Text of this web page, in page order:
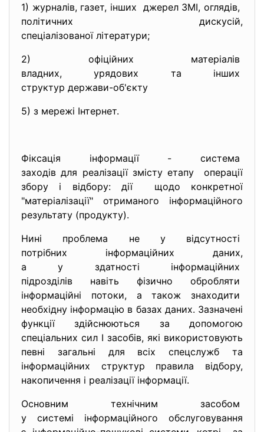
1) журналів, газет, інших джерел ЗМІ, оглядів,
політичних дискусій,
спеціалізованої літератури;
2) офіційних матеріалів
владних, урядових та інших
структур держави-об'єкту
5) з мережі Інтернет.
Фіксація інформації - система
заходів для реалізації змісту етапу операції
збору і відбору: дії щодо конкретної
"матеріалізації" отриманого інформаційного
результату (продукту).
Нині проблема не у відсутності
потрібних інформаційних даних,
а у здатності інформаційних
підрозділів навіть фізично обробляти
інформаційні потоки, а також знаходити
необхідну інформацію в базах даних. Зазначені
функції здійснюються за допомогою
спеціальних сил І засобів, які використовують
певні загальні для всіх спецслужб та
інформаційних структур правила відбору,
накопичення і реалізації інформації.
Основним технічним засобом
у системі інформаційного обслуговування